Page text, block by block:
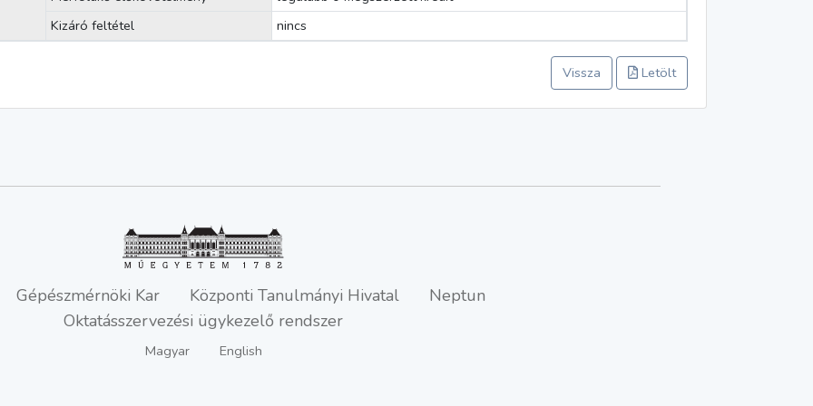
Kizáró feltétel
nincs
Vissza Letölt
Gépészmérnöki Kar Központi Tanulmányi Hivatal
Neptun
Oktatásszervezési ügykezelő rendszer
Magyar English